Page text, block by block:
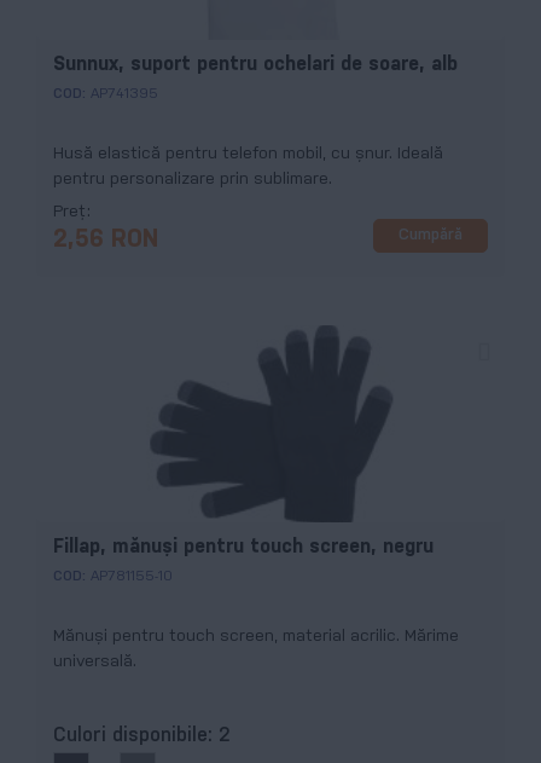
Sunnux, suport pentru ochelari de soare, alb
COD: AP741395
Husă elastică pentru telefon mobil, cu şnur. Ideală
pentru personalizare prin sublimare.
Preț
2,56 RON Cumpără
Fillap, mănuși pentru touch screen, negru
COD: AP781155-10
Mănuși pentru touch screen, material acrilic. Mărime
universală.
Culori disponibile: 2